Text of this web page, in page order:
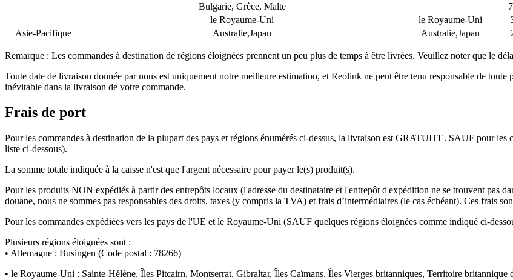
Bulgarie, Grèce, Malte
le Royaume-Uni
le Royaume-Uni
Asie-Pacifique
Australie,Japan Australie,Japan
Remarque : Les commandes à destination de régions éloignées prennent un peu plus de temps à être livrées. Veuillez noter que le
Toute date de livraison donnée par nous est uniquement notre meilleure estimation, et Reolink ne peut être tenu responsable de
inévitable dans la livraison de votre commande.
Frais de port
Pour les commandes à destination de la plupart des pays et régions énumérés ci-dessus, la livraison est GRATUITE. SAUF pour
liste ci-dessous).
La somme totale indiquée à la caisse n'est que l'argent nécessaire pour payer le(s) produit(s).
Pour les produits NON expédiés à partir des entrepôts locaux (l'adresse du destinataire et l'entrepôt d'expédition ne se trouvent pas
douane, nous ne sommes pas responsables des droits, taxes (y compris la TVA) et frais d’intermédiaires (le cas échéant). Ces frais
Pour les commandes expédiées vers les pays de l'UE et le Royaume-Uni (SAUF quelques régions éloignées comme indiqué ci-
Plusieurs régions éloignées sont :
• Allemagne : Busingen (Code postal : 78266)
• le Royaume-Uni : Sainte-Hélène, Îles Pitcairn, Montserrat, Gibraltar, Îles Caïmans, Îles Vierges britanniques, Territoire